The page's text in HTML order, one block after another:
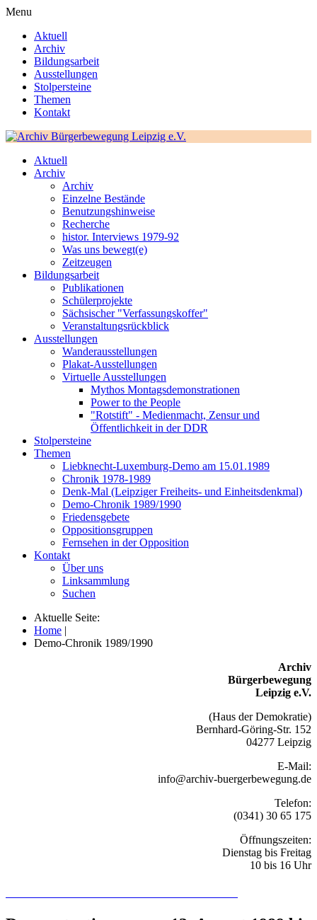
Menu
Aktuell
Archiv
Bildungsarbeit
Ausstellungen
Stolpersteine
Themen
Kontakt
Aktuell
Archiv
Archiv
Einzelne Bestände
Benutzungshinweise
Recherche
histor. Interviews 1979-92
Was uns bewegt(e)
Zeitzeugen
Bildungsarbeit
Publikationen
Schülerprojekte
Sächsischer "Verfassungskoffer"
Veranstaltungsrückblick
Ausstellungen
Wanderausstellungen
Plakat-Ausstellungen
Virtuelle Ausstellungen
Mythos Montagsdemonstrationen
Power to the People
"Rotstift" - Medienmacht, Zensur und
Öffentlichkeit in der DDR
Stolpersteine
Themen
Liebknecht-Luxemburg-Demo am 15.01.1989
Chronik 1978-1989
Denk-Mal (Leipziger Freiheits- und Einheitsdenkmal)
Demo-Chronik 1989/1990
Friedensgebete
Oppositionsgruppen
Fernsehen in der Opposition
Kontakt
Über uns
Linksammlung
Suchen
Aktuelle Seite:
Home |
Demo-Chronik 1989/1990
Archiv
Bürgerbewegung
Leipzig e.V.
(Haus der Demokratie)
Bernhard-Göring-Str. 152
04277 Leipzig
E-Mail:
info@archiv-buergerbewegung.de
Telefon:
(0341) 30 65 175
Öffnungszeiten:
Dienstag bis Freitag
10 bis 16 Uhr